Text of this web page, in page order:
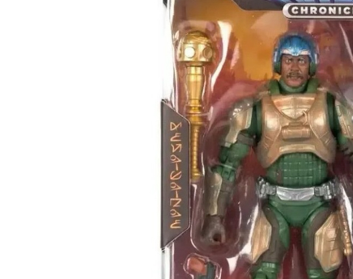
שליטי היקום דמות טילה בגודל 5.5 אינץ שליטי היקום דמות הי מאן סדרת כרוניקלס
₪199.90